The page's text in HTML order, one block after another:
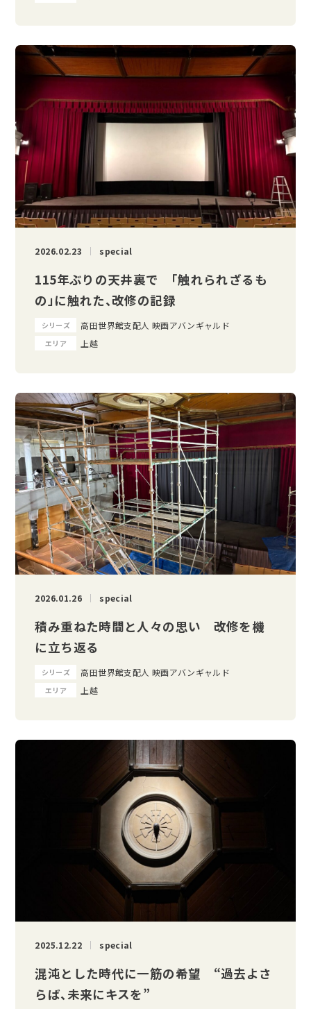
2026.02.23 special
115年ぶりの天井裏で 「触れられざるも
の」に触れた、改修の記録
シリーズ 高田世界館支配人 映画アバンギャルド
エリア 上越
2026.01.26 special
積み重ねた時間と人々の思い 改修を機
に立ち返る
シリーズ 高田世界館支配人 映画アバンギャルド
エリア 上越
2025.12.22 special
混沌とした時代に一筋の希望 “過去よさ
らば、未来にキスを”